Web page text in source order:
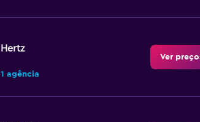
Hertz
1 agência
Ver